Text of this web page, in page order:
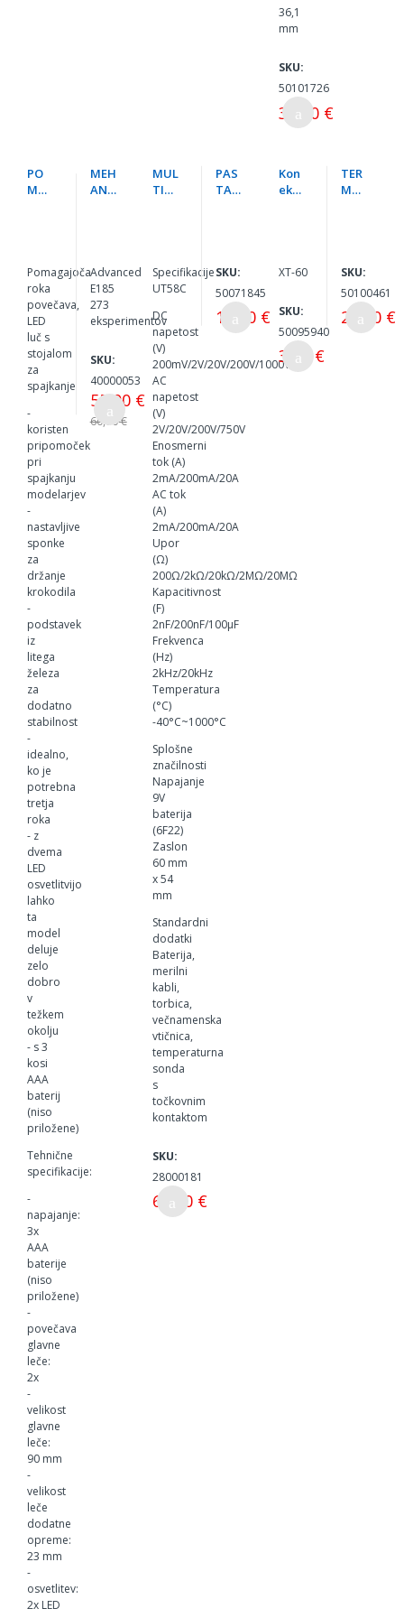
36,1
mm
SKU:
50101726
35,00 €
PO
MOŽ
O
Pomagajoča
roka
povečava,
LED
luč s
stojalom
za
spajkanje
-
koristen
pripomoček
pri
spajkanju
modelarjev
-
nastavljive
sponke
za
držanje
krokodila
-
podstavek
iz
litega
železa
za
dodatno
stabilnost
-
idealno,
ko je
potrebna
tretja
roka
- z
dvema
LED
osvetlitvijo
lahko
ta
model
deluje
zelo
dobro
v
težkem
okolju
- s 3
kosi
AAA
baterij
(niso
priložene)
Tehnične
specifikacije:
-
napajanje:
3x
AAA
baterije
(niso
priložene)
-
povečava
glavne
leče:
2x
-
velikost
glavne
leče:
90 mm
-
velikost
leče
dodatne
opreme:
23 mm
-
osvetlitev:
2x LED
MEH
ANO
R
CLA
SSIC
153
KUS
OV
Advanced
E185
273
eksperimentov
SKU:
40000053
55,00 €
60,00 €
MUL
TIM
NI
UT
Specifikacije
UT58C
DC
napetost
(V)
200mV/2V/20V/200V/1000V
AC
napetost
(V)
2V/20V/200V/750V
Enosmerni
tok (A)
2mA/200mA/20A
AC tok
(A)
2mA/200mA/20A
Upor
(Ω)
200Ω/2kΩ/20kΩ/2MΩ/20MΩ
Kapacitivnost
(F)
2nF/200nF/100μF
Frekvenca
(Hz)
2kHz/20kHz
Temperatura
(°C)
-40°C~1000°C
Splošne
značilnosti
Napajanje
9V
baterija
(6F22)
Zaslon
60 mm
x 54
mm
Standardni
dodatki
Baterija,
merilni
kabli,
torbica,
večnamenska
vtičnica,
temperaturna
sonda
s
točkovnim
kontaktom
SKU:
28000181
65,00 €
PAS
TA
SKU:
50071845
14,90 €
Kon
ekto
XT-60
SKU:
50095940
3,50 €
TER
MO
NI
12V
dc
20A
-50+
SKU:
50100461
25,00 €